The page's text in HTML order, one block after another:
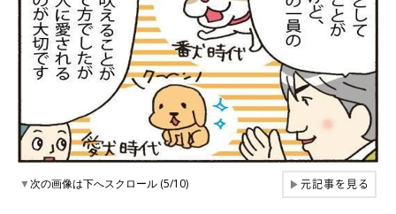
▼次の画像は下へスクロール (5/10) ▶元記事を見る